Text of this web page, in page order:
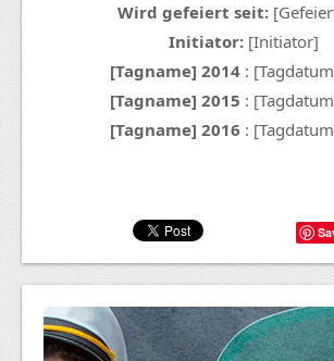
Wird gefeiert seit:
Initiator: [Initiator]
[Tagname] 2014 :
[Tagname] 2015 :
[Tagname] 2016 :